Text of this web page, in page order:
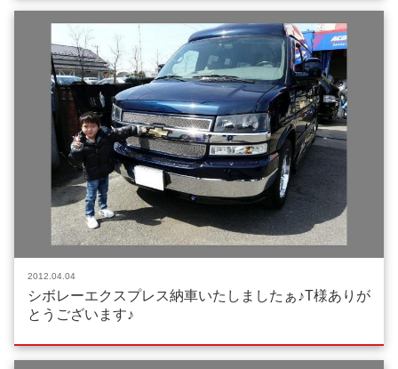
2012.04.04
シボレーエクスプレス納車いたしましたぁ♪T様ありが
とうございます♪